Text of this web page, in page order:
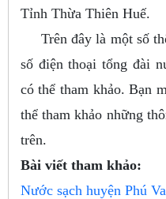
Tỉnh Thừa Thiên Huế.
Trên đây là một số
số điện thoại tổng đài
có thể tham khảo. Bạn
thể tham khảo những
trên.
Bài viết tham khảo:
Nước sạch huyện Phú